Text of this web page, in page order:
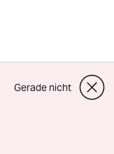
Gerade nicht